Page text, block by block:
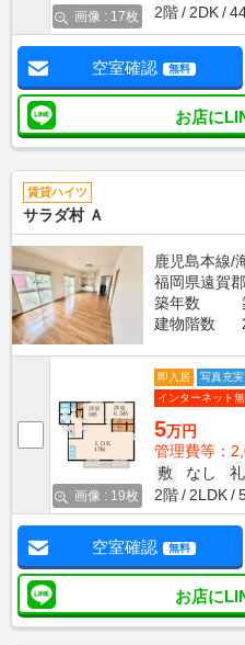
画像 : 17枚
2階
2DK
空室確認 無料
お店に
賃貸ハイツ
サラダ村 Ａ
鹿児島本線/
福岡県遠賀
築年数
建物階数
画像 : 19枚
即入居 写真充実
インターネット
5万円
管理費等：
敷
なし 礼
2階
2LDK
空室確認 無料
お店に